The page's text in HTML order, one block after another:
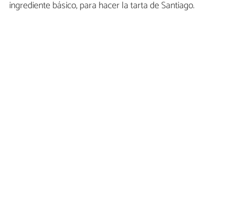
ingrediente básico, para hacer la tarta de Santiago.